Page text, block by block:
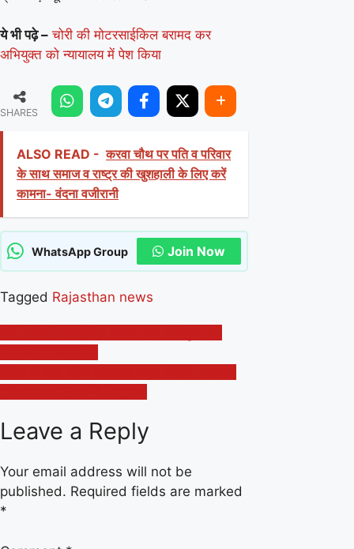
ये भी पढ़े – चोरी की मोटरसाईकिल बरामद कर
अभियुक्त को न्यायालय में पेश किया
SHARES
ALSO READ - करवा चौथ पर पति व परिवार
के साथ समाज व राष्ट्र की खुशहाली के लिए करें
कामना- वंदना वजीरानी
WhatsApp Group Join Now
Tagged Rajasthan news
Post
navigation
Leave a Reply
Your email address will not be
published. Required fields are marked
*